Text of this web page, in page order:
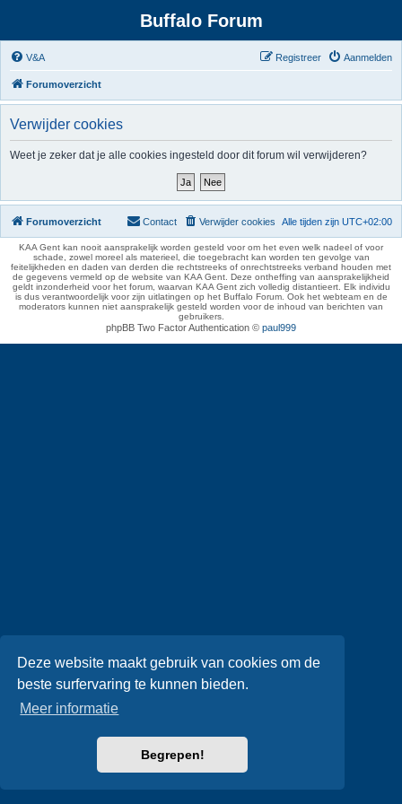
Deze website maakt gebruik van cookies om de
beste surfervaring te kunnen bieden.
Meer informatie
Begrepen!
Buffalo Forum
V&A Aanmelden
Registreer
Forumoverzicht
Verwijder cookies
Weet je zeker dat je alle cookies ingesteld door dit forum wil verwijderen?
Forumoverzicht Alle tijden zijn UTC+02:00
Verwijder cookies
Contact
KAA Gent kan nooit aansprakelijk worden gesteld voor om het even welk nadeel of voor
schade, zowel moreel als materieel, die toegebracht kan worden ten gevolge van
feitelijkheden en daden van derden die rechtstreeks of onrechtstreeks verband houden met
de gegevens vermeld op de website van KAA Gent. Deze ontheffing van aansprakelijkheid
geldt inzonderheid voor het forum, waarvan KAA Gent zich volledig distantieert. Elk individu
is dus verantwoordelijk voor zijn uitlatingen op het Buffalo Forum. Ook het webteam en de
moderators kunnen niet aansprakelijk gesteld worden voor de inhoud van berichten van
gebruikers.
phpBB Two Factor Authentication © paul999